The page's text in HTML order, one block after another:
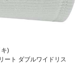
)
ート ダブルワイドリス